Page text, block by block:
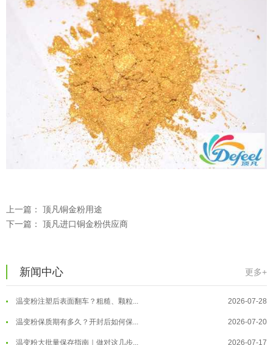
上一篇： 顶凡铜金粉用途
下一篇： 顶凡进口铜金粉供应商
新闻中心 更多+
温变粉适合做热变还是冷变？ 2026-08-04
温变粉注塑后表面翻车？粗糙、颗粒... 2026-07-28
温变粉保质期有多久？开封后如何保... 2026-07-20
温变粉大批量保存指南｜做对这几步... 2026-07-17